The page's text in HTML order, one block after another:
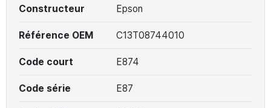
Constructeur Epson
Référence OEM C13T08744010
Code court E874
Code série E87